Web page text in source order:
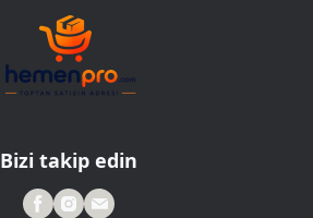
Bizi takip edin